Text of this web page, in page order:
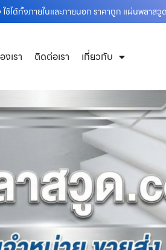
ได้ทั้งภายในและภายนอก ราคาถูก แผ่นพลาสวู
เรา ติดต่อเรา เกี่ยวกับ